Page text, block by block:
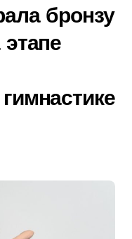
бронзу